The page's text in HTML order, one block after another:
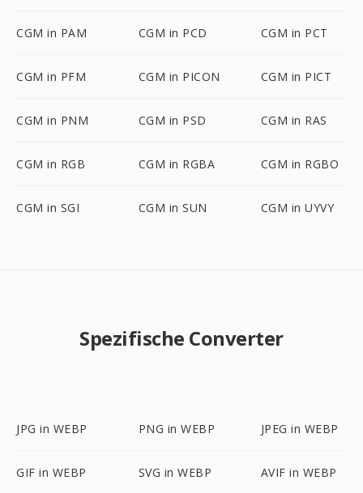
CGM in PAM CGM in PCD CGM in PCT
CGM in PFM CGM in PICON CGM in PICT
CGM in PNM CGM in PSD CGM in RAS
CGM in RGB CGM in RGBA CGM in RGBO
CGM in SGI CGM in SUN CGM in UYVY
Spezifische Converter
JPG in WEBP PNG in WEBP JPEG in WEBP
GIF in WEBP SVG in WEBP AVIF in WEBP